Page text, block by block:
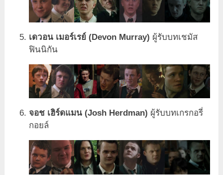
เดวอน เมอร์เรย์ (Devon Murray) ผู้รับบทเชมัส
ฟินนิกัน
จอช เฮิร์ดแมน (Josh Herdman) ผู้รับบทเกรกอรี่
กอยล์